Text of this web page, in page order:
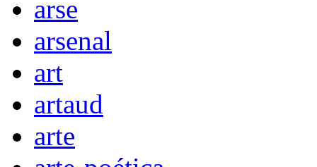
arse
arsenal
art
artaud
arte